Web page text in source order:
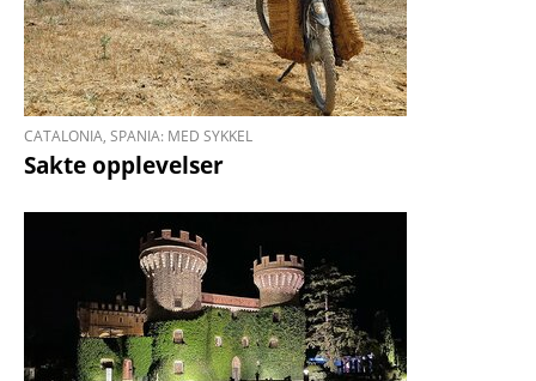
CATALONIA, SPANIA: MED SYKKEL
​​​​​​​Sakte opplevelser